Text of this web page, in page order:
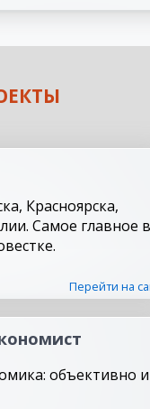
Красноярска,
Самое главное в
Перейти на
объективно и